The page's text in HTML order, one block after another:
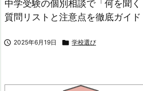
中学受験の個別相談で「何を聞
質問リストと注意点を徹底ガイド
 2025年6月19日  学校選び